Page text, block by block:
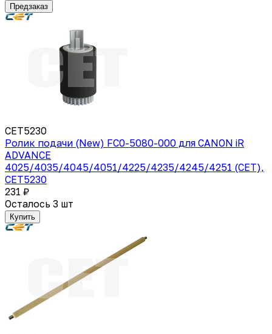
Предзаказ
CET5230
Ролик подачи (New) FC0-5080-000 для CANON iR
ADVANCE
4025/4035/4045/4051/4225/4235/4245/4251 (CET),
CET5230
231 ₽
Осталось 3 шт
Купить